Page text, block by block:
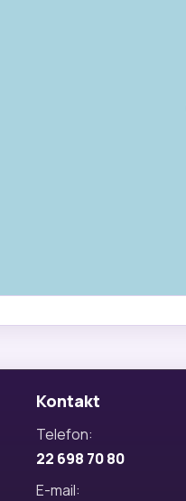
Kontakt
Telefon:
22 698 70 80
E-mail: